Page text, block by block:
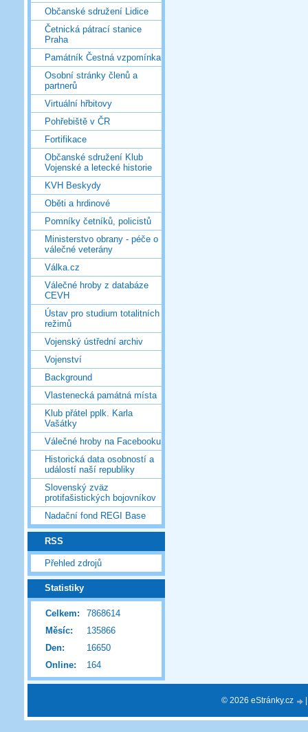
Občanské sdružení Lidice
Četnická pátrací stanice
Praha
Památník Čestná vzpomínka
Osobní stránky členů a
partnerů
Virtuální hřbitovy
Pohřebiště v ČR
Fortifikace
Občanské sdružení Klub
Vojenské a letecké historie
KVH Beskydy
Oběti a hrdinové
Pomníky četníků, policistů
Ministerstvo obrany - péče o
válečné veterány
Válka.cz
Válečné hroby z databáze
CEVH
Ústav pro studium totalitních
režimů
Vojenský ústřední archiv
Vojenství
Background
Vlastenecká památná místa
Klub přátel pplk. Karla
Vašátky
Válečné hroby na Facebooku
Historická data osobností a
událostí naší republiky
Slovenský zväz
protifašistických bojovníkov
Nadační fond REGI Base
RSS
Přehled zdrojů
Statistiky
Online: 164
Celkem:
7868614
Měsíc:
135866
Den:
16650
© 2026 eStránky.cz